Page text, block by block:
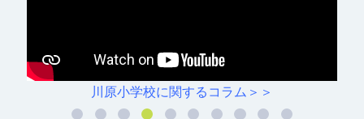
川原小学校に関するコラム＞＞